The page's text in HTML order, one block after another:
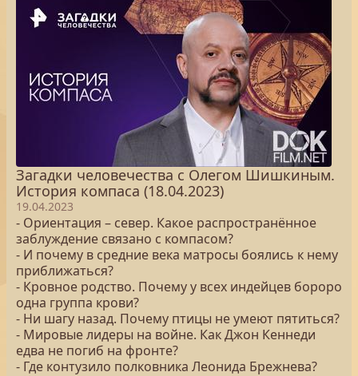
Загадки человечества с Олегом Шишкиным.
История компаса (18.04.2023)
19.04.2023
- Ориентация – север. Какое распространённое
заблуждение связано с компасом?
- И почему в средние века матросы боялись к нему
приближаться?
- Кровное родство. Почему у всех индейцев бороро
одна группа крови?
- Ни шагу назад. Почему птицы не умеют пятиться?
- Мировые лидеры на войне. Как Джон Кеннеди
едва не погиб на фронте?
- Где контузило полковника Леонида Брежнева?